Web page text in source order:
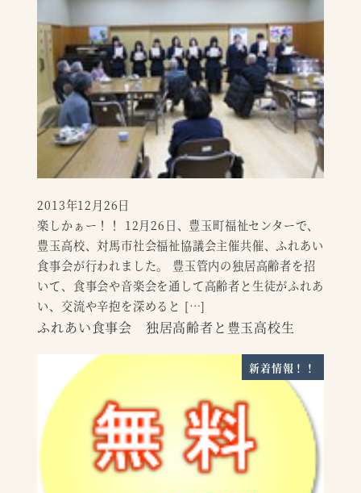
ふれあい食事会 独居高齢者と豊玉高校生
楽しかぁー！！ 12月26日、豊玉町福祉センターで、
豊玉高校、対馬市社会福祉協議会主催共催、ふれあい
食事会が行われました。 豊玉管内の独居高齢者を招
いて、食事会や音楽会を通して高齢者と生徒がふれあ
い、交流や辛抱を深めると […]
投稿日
2013年12月26日
新着情報！！